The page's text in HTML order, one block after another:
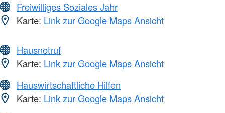
Freiwilliges Soziales Jahr
Karte: Link zur Google Maps Ansicht
Hausnotruf
Karte: Link zur Google Maps Ansicht
Hauswirtschaftliche Hilfen
Karte: Link zur Google Maps Ansicht